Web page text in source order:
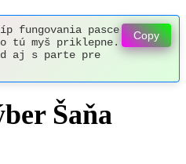
fungovania pasce
tú myš priklepne.
aj s parte pre
Copy
Šaňa